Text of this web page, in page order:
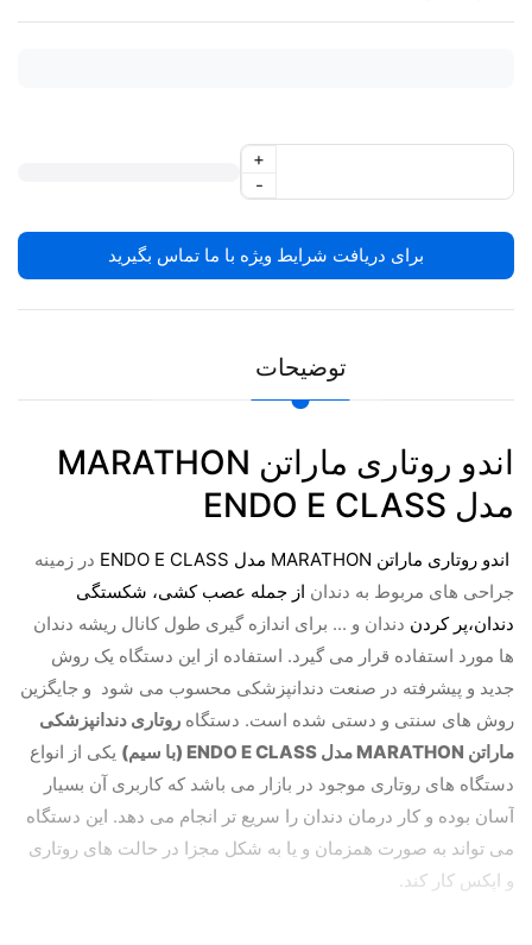
-
+
برای دریافت شرایط ویژه با ما تماس بگیرید
توضیحات
اندو روتاری ماراتن MARATHON
مدل ENDO E CLASS
اندو روتاری ماراتن MARATHON مدل ENDO E CLASS
در زمینه
جراحی های مربوط به دندان از جمله عصب کشی، شکستگی
دندان،پر کردن دندان و ... برای اندازه گیری طول کانال ریشه دندان
ها مورد استفاده قرار می گیرد. استفاده از این دستگاه یک روش
جدید و پیشرفته در صنعت دندانپزشکی محسوب می شود و جایگزین
روش های سنتی و دستی شده است. دستگاه روتاری دندانپزشکی
ماراتن MARATHON مدل ENDO E CLASS (با سیم)
یکی از انواع
دستگاه های روتاری موجود در بازار می باشد که کاربری آن بسیار
آسان بوده و کار درمان دندان را سریع تر انجام می دهد. این دستگاه
می تواند به صورت همزمان و یا به شکل مجزا در حالت های روتاری
و اپکس کار کند.